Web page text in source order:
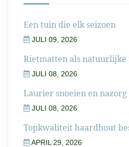
Een tuin die elk seizoen
JULI 09, 2026
Rietmatten als
JULI 08, 2026
Laurier snoeien en nazorg
JULI 08, 2026
Topkwaliteit haardhout
APRIL 29, 2026